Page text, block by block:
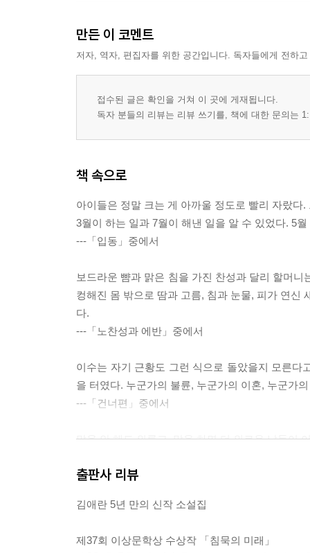
만든 이 코멘트
저자, 역자, 편집자를 위한 공간입니다. 독자들에게 전하
접수된 글은 확인을 거쳐 이 곳에 게재됩니다.
독자 분들의 리뷰는 리뷰 쓰기를, 책에 대한 문의는
책 속으로
아이들은 정말 크는 게 아까울 정도로 빨리 자랐
3월이 하는 일과 7월이 해낸 일을 알 수 있었다. 5
---「입동」중에서
보드라운 뺨과 맑은 침을 가진 찬성과 달리 할머
컹해진 몸 밖으로 땀과 고름, 침과 눈물, 피가 연신
다.
---「노찬성과 에반」중에서
이수는 자기 근황도 그런 식으로 돌았을지 모른
을 터였다. 누군가의 불륜, 누군가의 이혼, 누군가
---「건너편」중에서
말을 안 해도 외롭고, 말을 하면 더 외로운 날들이
정 들이 지금 내 눈빛에 관여하고, 인상에 참여한
---「풍경의 쓸모」중에서
출판사 리뷰
김애란 5년 만의 신작 소설집
제37회 이상문학상 수상작 「침묵의 미래」